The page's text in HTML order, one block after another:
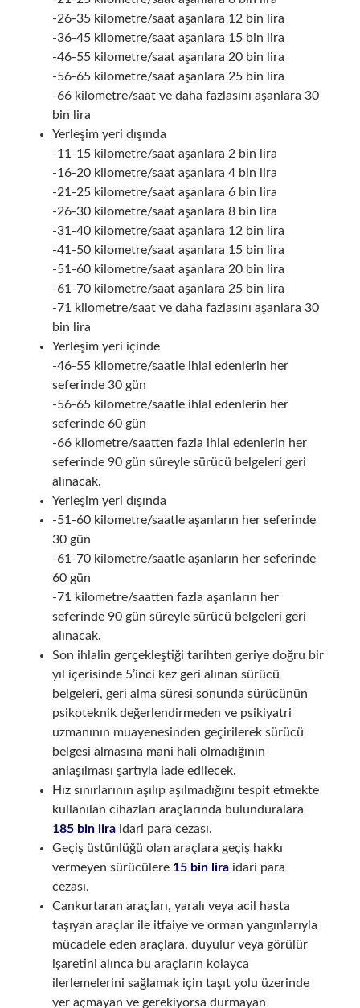
-26-35 kilometre/saat aşanlara 12 bin lira
-36-45 kilometre/saat aşanlara 15 bin lira
-46-55 kilometre/saat aşanlara 20 bin lira
-56-65 kilometre/saat aşanlara 25 bin lira
-66 kilometre/saat ve daha fazlasını aşanlara 30
bin lira
Yerleşim yeri dışında
-11-15 kilometre/saat aşanlara 2 bin lira
-16-20 kilometre/saat aşanlara 4 bin lira
-21-25 kilometre/saat aşanlara 6 bin lira
-26-30 kilometre/saat aşanlara 8 bin lira
-31-40 kilometre/saat aşanlara 12 bin lira
-41-50 kilometre/saat aşanlara 15 bin lira
-51-60 kilometre/saat aşanlara 20 bin lira
-61-70 kilometre/saat aşanlara 25 bin lira
-71 kilometre/saat ve daha fazlasını aşanlara 30
bin lira
Yerleşim yeri içinde
-46-55 kilometre/saatle ihlal edenlerin her
seferinde 30 gün
-56-65 kilometre/saatle ihlal edenlerin her
seferinde 60 gün
-66 kilometre/saatten fazla ihlal edenlerin her
seferinde 90 gün süreyle sürücü belgeleri geri
alınacak.
Yerleşim yeri dışında
-51-60 kilometre/saatle aşanların her seferinde
30 gün
-61-70 kilometre/saatle aşanların her seferinde
60 gün
-71 kilometre/saatten fazla aşanların her
seferinde 90 gün süreyle sürücü belgeleri geri
alınacak.
Son ihlalin gerçekleştiği tarihten geriye doğru bir
yıl içerisinde 5’inci kez geri alınan sürücü
belgeleri, geri alma süresi sonunda sürücünün
psikoteknik değerlendirmeden ve psikiyatri
uzmanının muayenesinden geçirilerek sürücü
belgesi almasına mani hali olmadığının
anlaşılması şartıyla iade edilecek.
Hız sınırlarının aşılıp aşılmadığını tespit etmekte
kullanılan cihazları araçlarında bulunduralara
185 bin liraidari para cezası.
Geçiş üstünlüğü olan araçlara geçiş hakkı
vermeyen sürücülere 15 bin liraidari para
cezası.
Cankurtaran araçları, yaralı veya acil hasta
taşıyan araçlar ile itfaiye ve orman yangınlarıyla
mücadele eden araçlara, duyulur veya görülür
işaretini alınca bu araçların kolayca
ilerlemelerini sağlamak için taşıt yolu üzerinde
yer açmayan ve gerekiyorsa durmayan